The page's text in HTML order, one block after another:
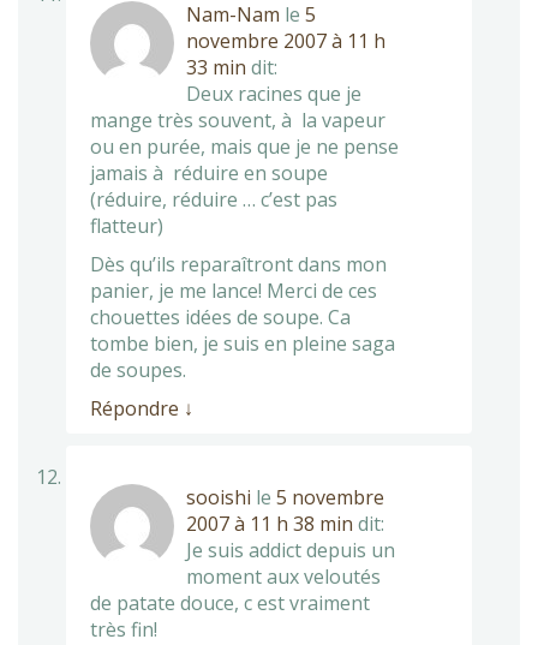
Nam-Nam le 5
novembre 2007 à 11 h
33 min dit:
Deux racines que je
mange très souvent, à la vapeur
ou en purée, mais que je ne pense
jamais à réduire en soupe
(réduire, réduire … c’est pas
flatteur)
Dès qu’ils reparaîtront dans mon
panier, je me lance! Merci de ces
chouettes idées de soupe. Ca
tombe bien, je suis en pleine saga
de soupes.
Répondre ↓
sooishi le 5 novembre
2007 à 11 h 38 min dit:
Je suis addict depuis un
moment aux veloutés
de patate douce, c est vraiment
très fin!